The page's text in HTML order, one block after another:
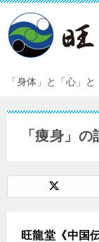
「身体」と「心」
「痩身」
旺龍堂《中国